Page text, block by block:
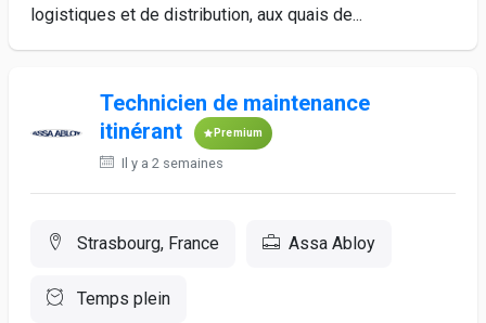
logistiques et de distribution, aux quais de...
Technicien de maintenance
itinérant
Premium
Il y a 2 semaines
Strasbourg, France Assa Abloy
Temps plein